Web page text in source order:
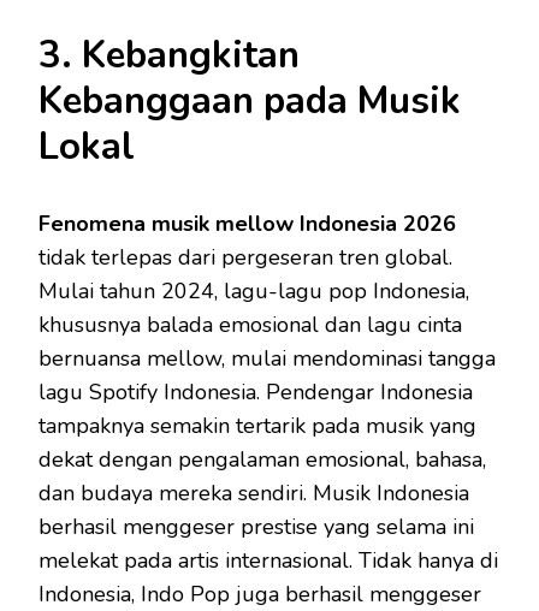
3. Kebangkitan
Kebanggaan pada Musik
Lokal
Fenomena musik mellow Indonesia 2026
tidak terlepas dari pergeseran tren global.
Mulai tahun 2024, lagu-lagu pop Indonesia,
khususnya balada emosional dan lagu cinta
bernuansa mellow, mulai mendominasi tangga
lagu Spotify Indonesia. Pendengar Indonesia
tampaknya semakin tertarik pada musik yang
dekat dengan pengalaman emosional, bahasa,
dan budaya mereka sendiri. Musik Indonesia
berhasil menggeser prestise yang selama ini
melekat pada artis internasional. Tidak hanya di
Indonesia, Indo Pop juga berhasil menggeser